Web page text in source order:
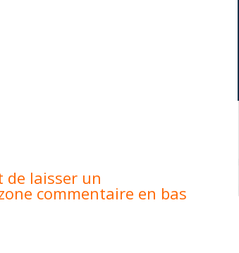
de laisser un
commentaire en bas